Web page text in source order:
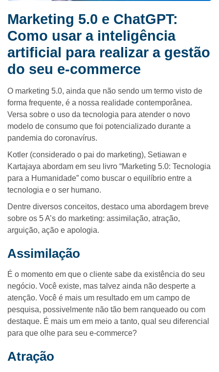
Marketing 5.0 e ChatGPT:
Como usar a inteligência
artificial para realizar a gestão
do seu e-commerce
O marketing 5.0, ainda que não sendo um termo visto de
forma frequente, é a nossa realidade contemporânea.
Versa sobre o uso da tecnologia para atender o novo
modelo de consumo que foi potencializado durante a
pandemia do coronavírus.
Kotler (considerado o pai do marketing), Setiawan e
Kartajaya abordam em seu livro “Marketing 5.0: Tecnologia
para a Humanidade” como buscar o equilíbrio entre a
tecnologia e o ser humano.
Dentre diversos conceitos, destaco uma abordagem breve
sobre os 5 A’s do marketing: assimilação, atração,
arguição, ação e apologia.
Assimilação
É o momento em que o cliente sabe da existência do seu
negócio. Você existe, mas talvez ainda não desperte a
atenção. Você é mais um resultado em um campo de
pesquisa, possivelmente não tão bem ranqueado ou com
destaque. É mais um em meio a tanto, qual seu diferencial
para que olhe para seu e-commerce?
Atração